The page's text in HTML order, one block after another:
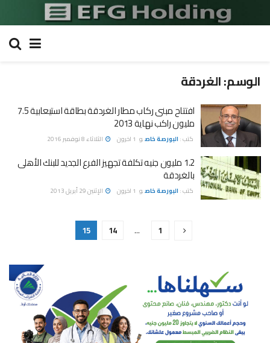
الوسم:الغردقة
افتتاح مبنى ركاب مطار الغردقة بطاقة استيعابية 7.5
مليون راكب نهاية 2013
كتب : البورصة خاصو 1 اخرون الثلاثاء 8 نوفمبر 2016
1.2 مليون جنيه تكلفة تجهيز الفرع الجديد للبنك الأهلى
بالغردقة
كتب : البورصة خاصو 1 اخرون الإثنين 29 أبريل 2013
1
…
14
15